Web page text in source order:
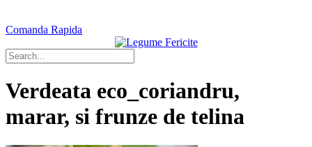
Comanda Rapida
Verdeata eco_coriandru,
marar, si frunze de telina